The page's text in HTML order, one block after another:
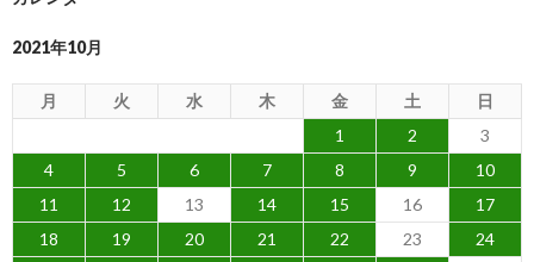
2021年10月
月 火 水 木 金 土
日
1
2
3
4
5 6 7 8 9
10
11
12 13 14 15 16
17
18
19 20 21 22 23
24